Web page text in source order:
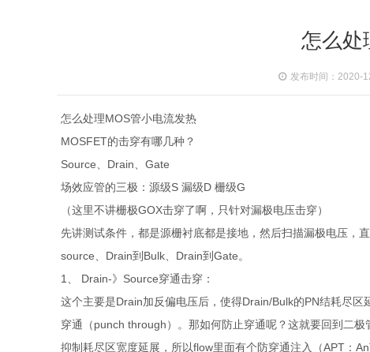
怎么处
发布时间：2020-
怎么处理MOS管小电流发热
MOSFET的击穿有哪几种？
Source、Drain、Gate
场效应管的三极：源级S 漏级D 栅级G
（这里不讲栅极GOX击穿了啊，只针对漏极电压击穿）
先讲测试条件，都是源栅衬底都是接地，然后扫描漏极电压，
source、Drain到Bulk、Drain到Gate。
1、 Drain-》Source穿通击穿：
这个主要是Drain加反偏电压后，使得Drain/Bulk的PN结耗尽
穿通（punch through）。那如何防止穿通呢？这就要回到二
抑制耗尽区宽度延展，所以flow里面有个防穿通注入（APT：